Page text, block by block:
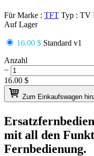
Für Marke : TFT Typ : TV
Auf Lager
16.00 $ Standard v1
Anzahl
−
16.00 $
Zum Einkaufswagen
mit all den
Fernbedienung.